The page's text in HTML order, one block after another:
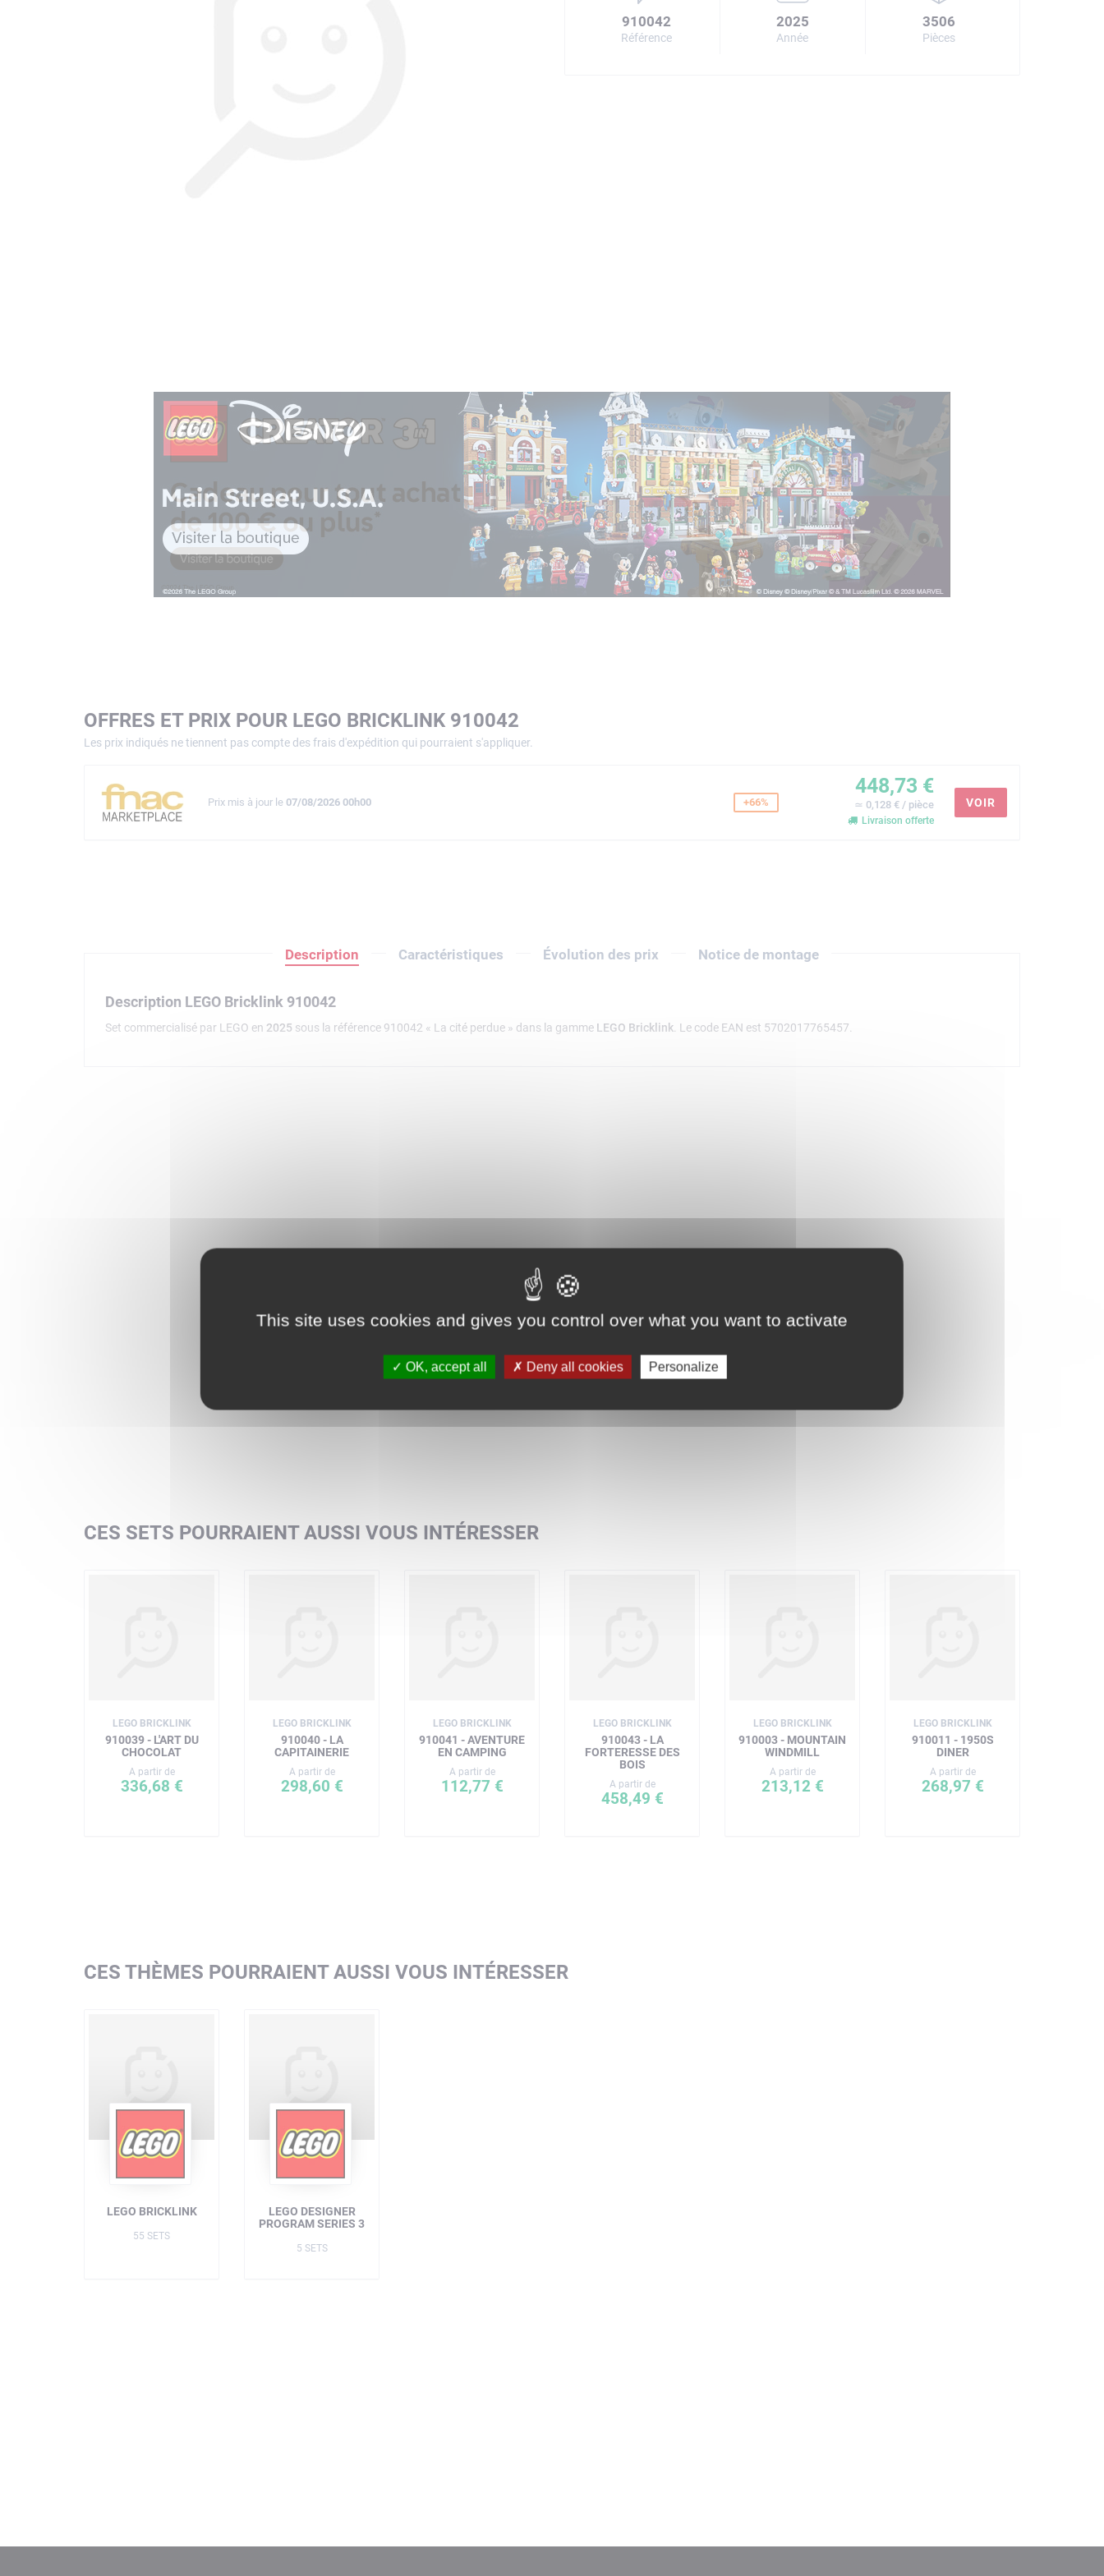
910042
Référence
2025
Année
3506
Pièces
OFFRES ET PRIX POUR LEGO BRICKLINK 910042
Les prix indiqués ne tiennent pas compte des frais d'expédition qui pourraient s'appliquer.
Prix mis à jour le 07/08/2026 00h00 +66%
448,73 €
≃ 0,128 € / pièce
Livraison offerte
VOIR
Description Caractéristiques Évolution des prix Notice de montage
Description LEGO Bricklink 910042
Set commercialisé par LEGO en 2025 sous la référence 910042 « La cité perdue » dans la gamme LEGO Bricklink . Le code EAN est 5702017765457.
CES SETS POURRAIENT AUSSI VOUS INTÉRESSER
LEGO BRICKLINK
910039 - L'ART DU
CHOCOLAT
A partir de
336,68 €
LEGO BRICKLINK
910040 - LA
CAPITAINERIE
A partir de
298,60 €
LEGO BRICKLINK
910041 - AVENTURE
EN CAMPING
A partir de
112,77 €
LEGO BRICKLINK
910043 - LA
FORTERESSE DES
BOIS
A partir de
458,49 €
LEGO BRICKLINK
910003 - MOUNTAIN
WINDMILL
A partir de
213,12 €
LEGO BRICKLINK
910011 - 1950S
DINER
A partir de
268,97 €
CES THÈMES POURRAIENT AUSSI VOUS INTÉRESSER
LEGO BRICKLINK
55 SETS
LEGO DESIGNER
PROGRAM SERIES 3
5 SETS
This site uses cookies and gives you control over what you want to activate
OK, accept all Deny all cookies Personalize